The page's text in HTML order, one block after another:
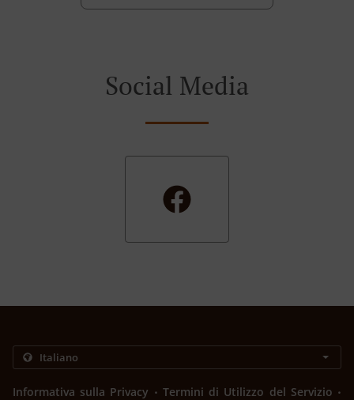
Social Media
Informativa sulla Privacy . Termini di Utilizzo del Servizio .